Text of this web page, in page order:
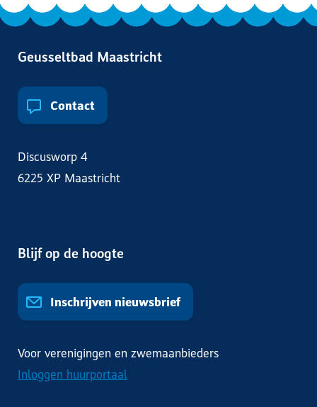
Geusseltbad Maastricht
Contact
Discusworp 4
6225 XP Maastricht
Blijf op de hoogte
Inschrijven nieuwsbrief
Voor verenigingen en zwemaanbieders
Inloggen huurportaal